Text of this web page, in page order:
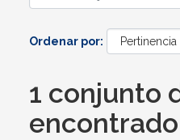
Ordenar por
1 conjunto
encontrado